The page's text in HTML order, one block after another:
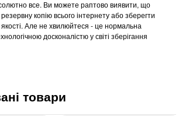
все. Ви можете раптово виявити, що
копію всього інтернету або зберегти
Але не хвилюйтеся - це нормальна
досконалістю у світі зберігання
товари